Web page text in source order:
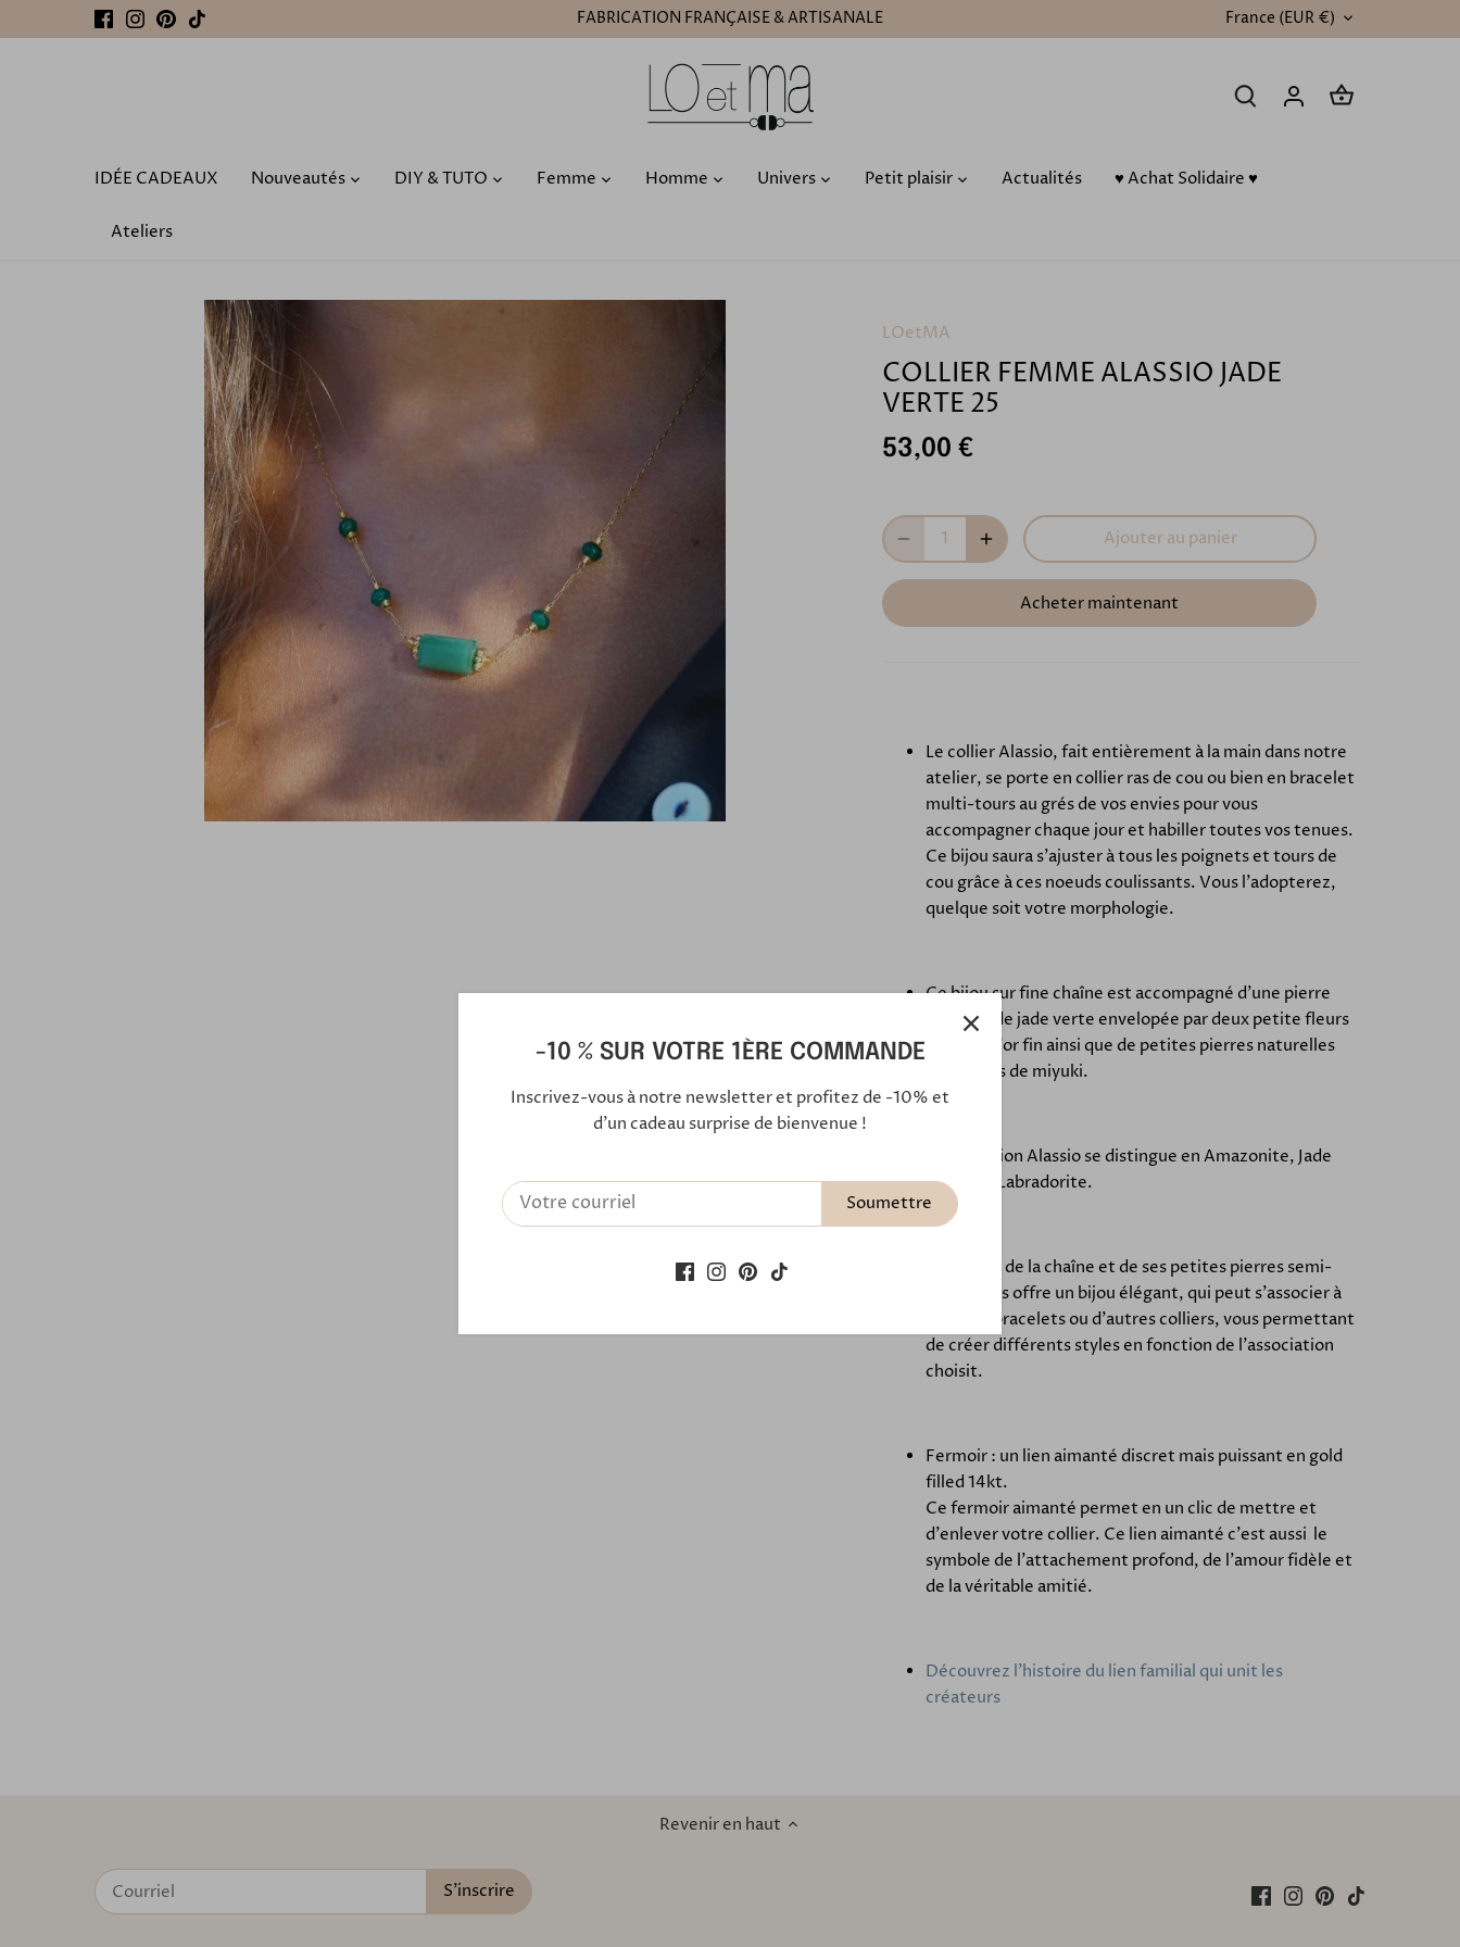
au
FABRICATION FRANÇAISE & ARTISANALE DEVISE
France (EUR €)
IDÉE CADEAUX Nouveautés DIY & TUTO Femme Homme Univers Petit plaisir Actualités ♥️ Achat Solidaire ♥️
Ateliers
LOetMA
COLLIER FEMME ALASSIO JADE
VERTE 25
53,00 €
Ajouter au panier
Acheter maintenant
Le collier Alassio, fait entièrement à la main dans notre
atelier, se porte en collier ras de cou ou bien en bracelet
multi-tours au grés de vos envies pour vous
accompagner chaque jour et habiller toutes vos tenues.
Ce bijou saura s'ajuster à tous les poignets et tours de
cou grâce à ces noeuds coulissants. Vous l'adopterez,
quelque soit votre morphologie.
Ce bijou sur fine chaîne est accompagné d'une pierre
centrale de jade verte envelopée par deux petite fleurs
dorées à l'or fin ainsi que de petites pierres naturelles
entourées de miyuki.
La collection Alassio se distingue en Amazonite, Jade
verte, et Labradorite.
La finesse de la chaîne et de ses petites pierres semi-
précieuses offre un bijou élégant, qui peut s'associer à
d'autres bracelets ou d'autres colliers, vous permettant
de créer différents styles en fonction de l'association
choisit.
Fermoir : un lien aimanté discret mais puissant en gold
filled 14kt.
Ce fermoir aimanté permet en un clic de mettre et
d'enlever votre collier. Ce lien aimanté c'est aussi le
symbole de l'attachement profond, de l'amour fidèle et
de la véritable amitié.
Découvrez l'histoire du lien familial qui unit les
créateurs
Revenir en haut
-10 % SUR VOTRE 1ÈRE COMMANDE
Inscrivez-vous à notre newsletter et profitez de -10% et
d'un cadeau surprise de bienvenue !
Soumettre